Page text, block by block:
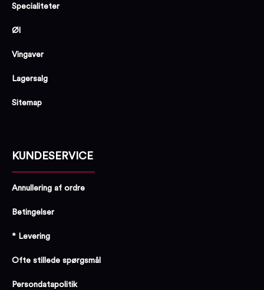
Specialiteter
Øl
Vingaver
Lagersalg
Sitemap
KUNDESERVICE
Annullering af ordre
Betingelser
* Levering
Ofte stillede spørgsmål
Persondatapolitik